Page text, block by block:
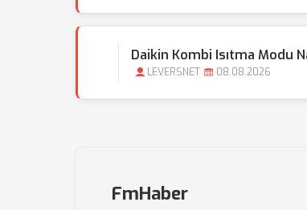
Daikin Kombi Isıtma Modu
LEVERSNET 08.08.2026
FmHaber